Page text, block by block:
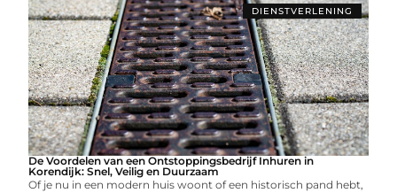
DIENSTVERLENING
De Voordelen van een Ontstoppingsbedrijf Inhuren in
Korendijk: Snel, Veilig en Duurzaam
Of je nu in een modern huis woont of een historisch pand hebt,